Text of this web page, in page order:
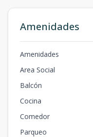
Amenidades
Amenidades
Area Social
Balcón
Cocina
Comedor
Parqueo